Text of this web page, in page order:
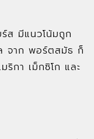
ส มีแนวโน้มถูก
จาก พอร์ตสมัธ ก็
ริกา เม็กซิโก และ